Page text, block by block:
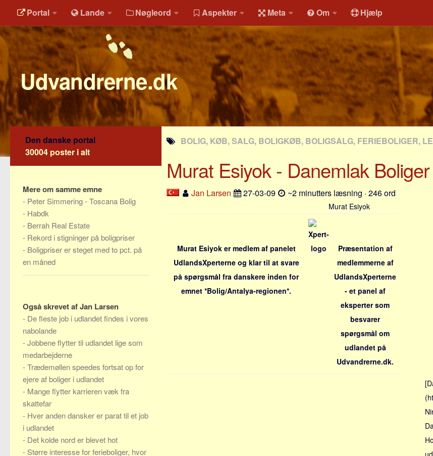
Portal Lande Nøgleord Aspekter Meta Om Hjælp
Udvandrerne.dk
BOLIG, KØB, SALG, BOLIGKØB, BOLIGSALG, FERIEBOLIGER,
Murat Esiyok - Danemlak Boliger
Jan Larsen 27-03-09 ~2 minutters læsning · 246 ord
Murat Esiyok
Murat Esiyok er medlem af panelet
UdlandsXperterne og klar til at svare
på spørgsmål fra danskere inden for
emnet *Bolig/Antalya-regionen*.
Præsentation af
medlemmerne af
UdlandsXperterne
- et panel af
eksperter som
besvarer
spørgsmål om
udlandet på
Udvandrerne.dk.
Den danske portal
30004 poster i alt
Mere om samme emne
- Peter Simmering - Toscana Bolig
- Habdk
- Berrah Real Estate
- Rekord i stigninger på boligpriser
- Boligpriser er steget med to pct. på
en måned
Også skrevet af Jan Larsen
- De fleste job i udlandet findes i vores
nabolande
-Jobbene flytter til udlandet lige som
medarbejderne
-Trædemøllen speedes fortsat op for
ejere af boliger i udlandet
- Mange flytter karrieren væk fra
skattefar
- Hver anden dansker er parat til et job
i udlandet
- Det kolde nord er blevet hot
- Større interesse for ferieboliger, hvor